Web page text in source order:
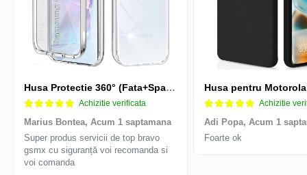
Husa Protectie 360° (Fata+Spate) compatibila Samsung Galaxy A55 5G, Transparanta, Protectie Completa
Achizitie verificata
Marius Bontea, Acum 1 saptamana
Super produs servicii de top bravo
gsmx cu siguranță voi recomanda si
voi comanda
Achizitie
Adi Popa, Acum 1
Foarte ok